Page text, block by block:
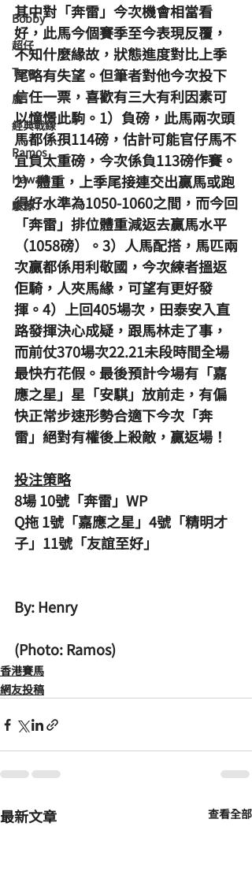
Bobby
超仔
Tony
鹿
經典戰線
Ramos
Hawaii
駿源
其中對「奔雷」今次機會相當看
好，此馬今個賽季至今表現反覆，
不知什麼緣故，狀態進度對比上季
尾略有失望。但筆者對他今次投下
信任一票，喜歡有三大有利因素可
以憧憬此駒。1）負磅，此馬兩次頭
馬都係孭114磅，估計可能官仔馬不
宜負太重磅，今次係負113磅作賽。
2）體重，上季尾接連交出贏馬或跑
得好水準為1050-1060之間，而今回
「奔雷」排位體重減返去贏馬水平
（1058磅）。3）人馬配搭，馬匹兩
次贏都係用利敬國，今次練者搵返
佢騎，人夾馬緣，可望有更好發
揮。4）上回405場次，田泰安入直
路發揮決心成疑，跟馬林走了事，
而前仗370場次22.21未段時間全場
最快冇花假。最後預計今場有「嘉
應之星」星「安騏」放前走，有偏
快正常步速形勢合適下今次「奔
雷」絕對有權後上殺敵，贏返場！
投注策略
8場 10號「奔雷」WP
Q拖 1號「嘉應之星」4號「精明才
子」11號「友誼至好」
By: Henry
(Photo: Ramos)
香港賽馬
網友投稿
最新文章 查看全部